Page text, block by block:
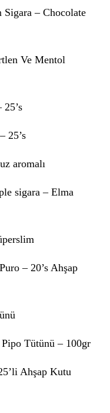
– Chocolate
Ve Mentol
25’s
aromalı
sigara – Elma
– 20’s Ahşap
Tütünü – 100gr
Ahşap Kutu